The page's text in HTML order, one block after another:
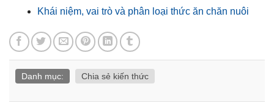
Khái niệm, vai trò và phân loại thức ăn chăn nuôi
Danh mục: Chia sẻ kiến thức